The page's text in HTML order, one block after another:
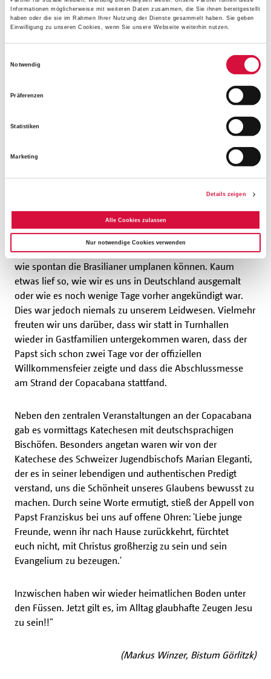
Informationen möglicherweise mit weiteren Daten zusammen, die Sie ihnen bereitgestellt
haben oder die sie im Rahmen Ihrer Nutzung der Dienste gesammelt haben. Sie geben
Einwilligung zu unseren Cookies, wenn Sie unsere Webseite weiterhin nutzen.
Notwendig
Präferenzen
Statistiken
Marketing
Details zeigen
Alle Cookies zulassen
Nur notwendige Cookies verwenden
zu erlernen und im angeschlossenen Internat zu leben. Für
viele Waisenkinder ist die Gemeinschaft dort
eine fürsorgliche Ersatzfamilie. Freudig zeigten uns die
und präsentierten uns stolz ihre wenigen Habseligkeiten.
Eine tiefe Dankbarkeit
Nach den gemeinsamen Tagen, die mit geselligen Singe-
schweren Herzens nach Rio. Sowohl bei unseren
Willkommen in Rio de janeiro
In den Tagen in Rio wurden wir immer wieder überrascht,
wie spontan die Brasilianer umplanen können. Kaum
etwas lief so, wie wir es uns in Deutschland ausgemalt
oder wie es noch wenige Tage vorher angekündigt war.
Dies war jedoch niemals zu unserem Leidwesen. Vielmehr
freuten wir uns darüber, dass wir statt in Turnhallen
wieder in Gastfamilien untergekommen waren, dass der
Papst sich schon zwei Tage vor der offiziellen
Willkommensfeier zeigte und dass die Abschlussmesse
am Strand der Copacabana stattfand.
Neben den zentralen Veranstaltungen an der Copacabana
gab es vormittags Katechesen mit deutschsprachigen
Bischöfen. Besonders angetan waren wir von der
Katechese des Schweizer Jugendbischofs Marian Eleganti,
der es in seiner lebendigen und authentischen Predigt
verstand, uns die Schönheit unseres Glaubens bewusst zu
machen. Durch seine Worte ermutigt, stieß der Appell von
Papst Franziskus bei uns auf offene Ohren: 'Liebe junge
Freunde, wenn ihr nach Hause zurückkehrt, fürchtet
euch nicht, mit Christus großherzig zu sein und sein
Evangelium zu bezeugen.'
Inzwischen haben wir wieder heimatlichen Boden unter
den Füssen. Jetzt gilt es, im Alltag glaubhafte Zeugen Jesu
zu sein!!"
(Markus Winzer, Bistum Görlitzk)